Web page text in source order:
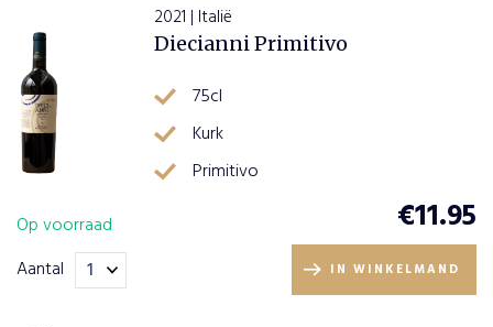
2021 | Italië
Diecianni Primitivo
75cl
Kurk
Primitivo
Op voorraad
€11.95
Aantal IN WINKELMAND